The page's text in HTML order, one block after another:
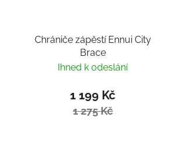
Chrániče zápěstí Ennui City
Brace
Ihned k odeslání
1 199 Kč
1 275 Kč